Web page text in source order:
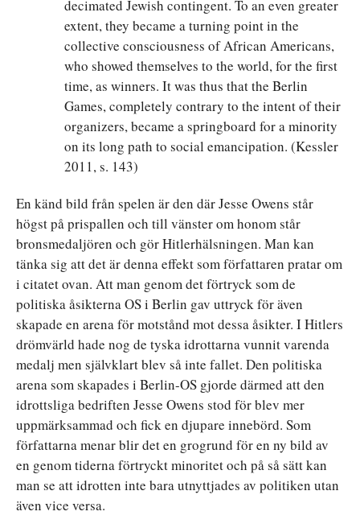
decimated Jewish contingent. To an even greater
extent, they became a turning point in the
collective consciousness of African Americans,
who showed themselves to the world, for the first
time, as winners. It was thus that the Berlin
Games, completely contrary to the intent of their
organizers, became a springboard for a minority
on its long path to social emancipation. (Kessler
2011, s. 143)
En känd bild från spelen är den där Jesse Owens står
högst på prispallen och till vänster om honom står
bronsmedaljören och gör Hitlerhälsningen. Man kan
tänka sig att det är denna effekt som författaren pratar om
i citatet ovan. Att man genom det förtryck som de
politiska åsikterna OS i Berlin gav uttryck för även
skapade en arena för motstånd mot dessa åsikter. I Hitlers
drömvärld hade nog de tyska idrottarna vunnit varenda
medalj men självklart blev så inte fallet. Den politiska
arena som skapades i Berlin-OS gjorde därmed att den
idrottsliga bedriften Jesse Owens stod för blev mer
uppmärksammad och fick en djupare innebörd. Som
författarna menar blir det en grogrund för en ny bild av
en genom tiderna förtryckt minoritet och på så sätt kan
man se att idrotten inte bara utnyttjades av politiken utan
även vice versa.